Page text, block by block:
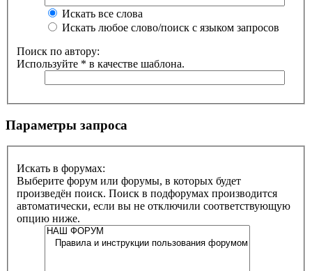
Искать все слова
Искать любое слово/поиск с языком запросов
Поиск по автору:
Используйте * в качестве шаблона.
Параметры запроса
Искать в форумах:
Выберите форум или форумы, в которых будет
произведён поиск. Поиск в подфорумах производится
автоматически, если вы не отключили соответствующую
опцию ниже.